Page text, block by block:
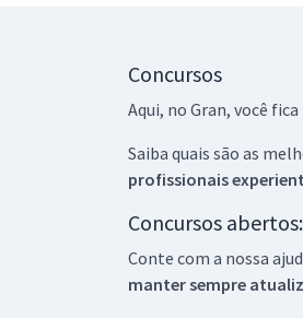
Concursos
Aqui, no Gran, você
Saiba quais são as
profissionais
Concursos
Conte com a nossa
manter sempre